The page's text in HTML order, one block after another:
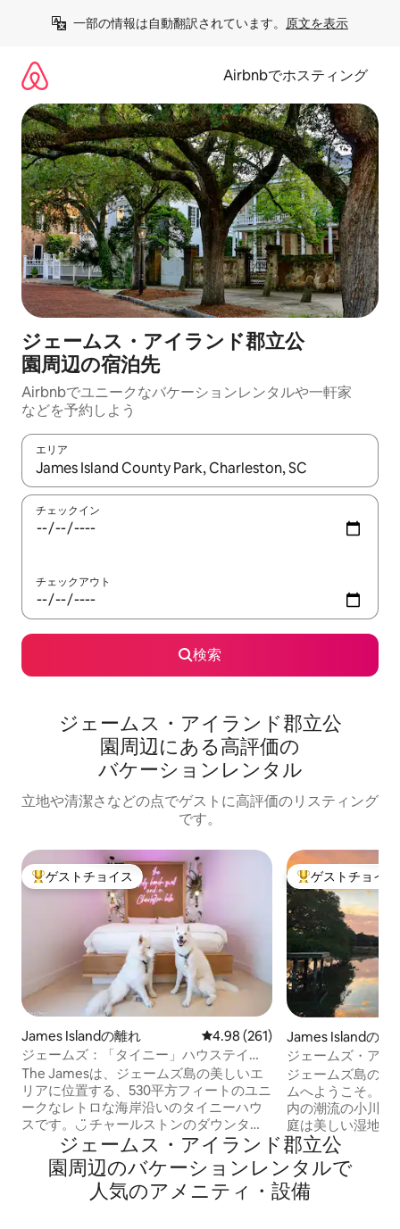
一部の情報は自動翻訳されています。 原文を表示
Airbnbでホスティング
ジェームス・アイランド郡立公
園⁠周⁠辺⁠の宿⁠泊⁠先
Airbnbでユニークなバ⁠ケ⁠ー⁠シ⁠ョ⁠ンレ⁠ン⁠タ⁠ルや一⁠軒⁠家
な⁠ど⁠を予⁠約⁠し⁠よ⁠う
エリア
検索結果が表示されたら、上下の矢印キーを使って移動するか
チェックイン
チェックアウト
検索
ジェームス・アイランド郡立公
園⁠周⁠辺⁠に⁠あ⁠る高⁠評⁠価⁠の
バ⁠ケ⁠ー⁠シ⁠ョ⁠ン⁠レ⁠ン⁠タ⁠ル
立地や清潔さなどの点でゲストに高評価のリスティング
です。
大好評のゲストチョイスです。
ゲストチョイス
James Islandの離れ レビュー261件、5つ星中4.98つ
4.98 (261)
ジェームズ：「タイニー」ハウステイ
（ダウンタウン＆フォーリービーチ）
The Jamesは、ジェームズ島の美しいエ
リアに位置する、530平方フィートのユニ
ークなレトロな海岸沿いのタイニーハウ
スです。◡̈ チャールストンのダウンタウ
ンまで10分 フォリー・ビーチまで12分 レ
ストランまで徒歩圏内 The Jamesは最大
6名様と犬2匹様まで宿泊可能（ペット料
金なし）で、フェンス付きのプライベー
大好評のゲスト
ゲストチョイス
James Islandの一
ジェームズ・アイ
トリート|水上|
ジェームズ島の私
ムへようこそ。静
内の潮流の小川沿
庭は美しい湿地帯
スできるため、素
ます。 ダウンタウンから7分、フォーリー
ビーチから10分です。 ジェーム
心部に位置し、チ
ジェームス・アイランド郡立公
園⁠周⁠辺⁠のバ⁠ケ⁠ー⁠シ⁠ョ⁠ン⁠レ⁠ン⁠タ⁠ル⁠で
人⁠気⁠のア⁠メ⁠ニ⁠テ⁠ィ⁠・⁠設⁠備